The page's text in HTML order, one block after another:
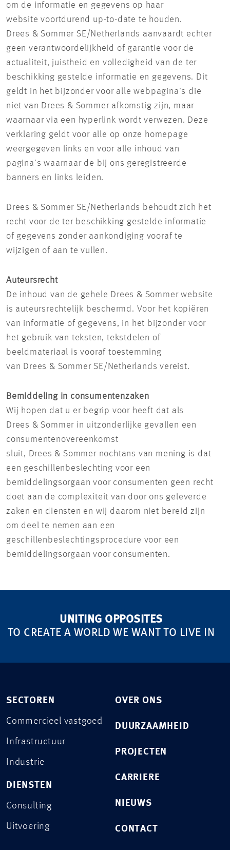
om de informatie en gegevens op haar
website voortdurend up-to-date te houden.
Drees & Sommer SE/Netherlands aanvaardt echter
geen verantwoordelijkheid of garantie voor de
actualiteit, juistheid en volledigheid van de ter
beschikking gestelde informatie en gegevens. Dit
geldt in het bijzonder voor alle webpagina's die
niet van Drees & Sommer afkomstig zijn, maar
waarnaar via een hyperlink wordt verwezen. Deze
verklaring geldt voor alle op onze homepage
weergegeven links en voor alle inhoud van
pagina's waarnaar de bij ons geregistreerde
banners en links leiden.
Drees & Sommer SE/Netherlands behoudt zich het
recht voor de ter beschikking gestelde informatie
of gegevens zonder aankondiging vooraf te
wijzigen of aan te vullen.
Auteursrecht
De inhoud van de gehele Drees & Sommer website
is auteursrechtelijk beschermd. Voor het kopiëren
van informatie of gegevens, in het bijzonder voor
het gebruik van teksten, tekstdelen of
beeldmateriaal is vooraf toestemming
van Drees & Sommer SE/Netherlands vereist.
Bemiddeling in consumentenzaken
Wij hopen dat u er begrip voor heeft dat als
Drees & Sommer in uitzonderlijke gevallen een
consumentenovereenkomst
sluit, Drees & Sommer nochtans van mening is dat
een geschillenbeslechting voor een
bemiddelingsorgaan voor consumenten geen recht
doet aan de complexiteit van door ons geleverde
zaken en diensten en wij daarom niet bereid zijn
om deel te nemen aan een
geschillenbeslechtingsprocedure voor een
bemiddelingsorgaan voor consumenten.
UNITING OPPOSITES
TO CREATE A WORLD WE WANT TO LIVE IN
SECTOREN
Commercieel vastgoed
Infrastructuur
Industrie
DIENSTEN
Consulting
Uitvoering
OVER ONS
DUURZAAMHEID
PROJECTEN
CARRIERE
NIEUWS
CONTACT